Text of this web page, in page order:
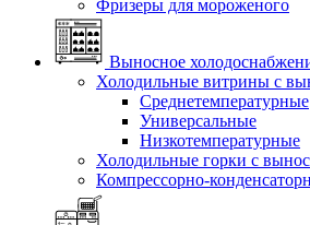
Фризеры для мороженого
Выносное
Холодильные витрины с
Среднетемпературные
Универсальные
Низкотемпературные
Холодильные горки с
Компрессорно-